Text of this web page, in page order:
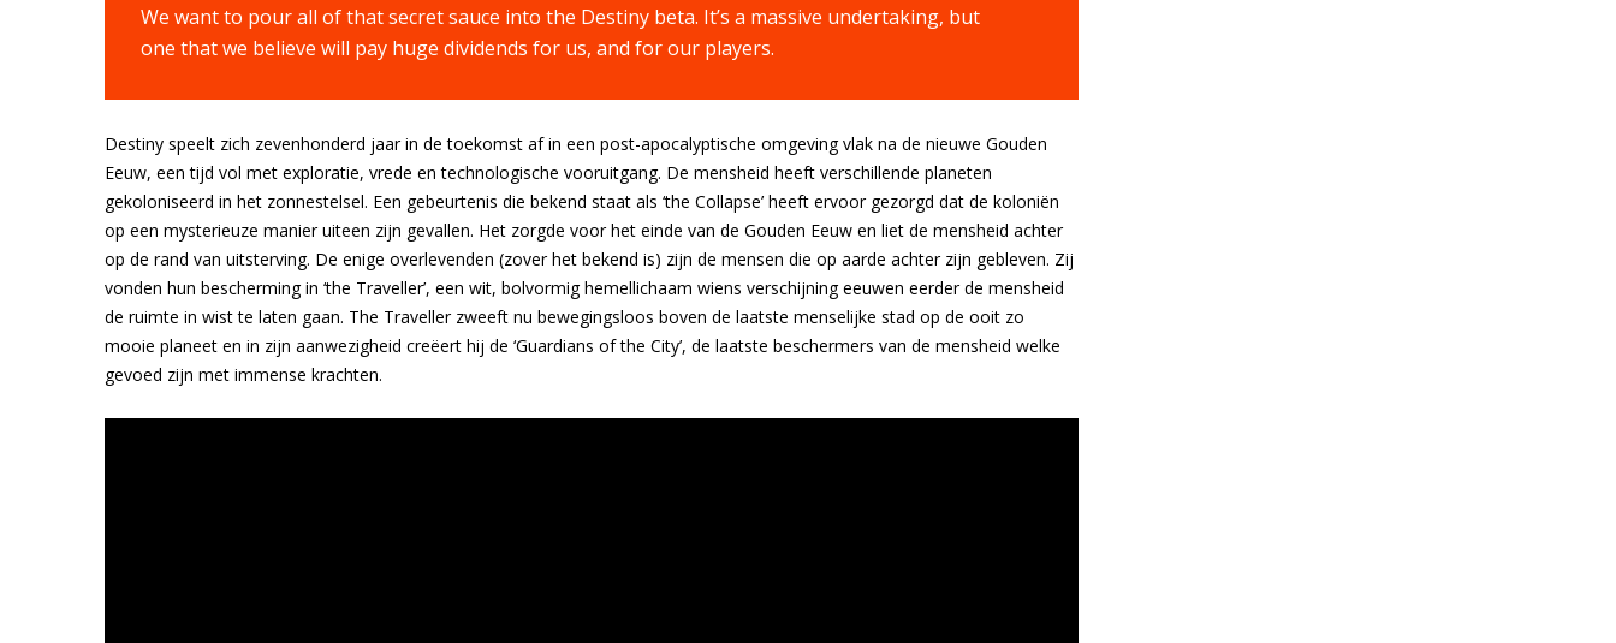
We want to pour all of that secret sauce into the Destiny beta. It’s a massive undertaking, but
one that we believe will pay huge dividends for us, and for our players.
Destiny speelt zich zevenhonderd jaar in de toekomst af in een post-apocalyptische omgeving vlak na de nieuwe Gouden
Eeuw, een tijd vol met exploratie, vrede en technologische vooruitgang. De mensheid heeft verschillende planeten
gekoloniseerd in het zonnestelsel. Een gebeurtenis die bekend staat als ‘the Collapse’ heeft ervoor gezorgd dat de koloniën
op een mysterieuze manier uiteen zijn gevallen. Het zorgde voor het einde van de Gouden Eeuw en liet de mensheid achter
op de rand van uitsterving. De enige overlevenden (zover het bekend is) zijn de mensen die op aarde achter zijn gebleven. Zij
vonden hun bescherming in ‘the Traveller’, een wit, bolvormig hemellichaam wiens verschijning eeuwen eerder de mensheid
de ruimte in wist te laten gaan. The Traveller zweeft nu bewegingsloos boven de laatste menselijke stad op de ooit zo
mooie planeet en in zijn aanwezigheid creëert hij de ‘Guardians of the City’, de laatste beschermers van de mensheid welke
gevoed zijn met immense krachten.